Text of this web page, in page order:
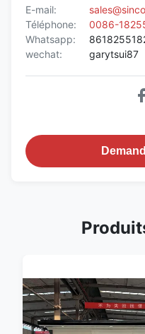
E-mail:
Téléphone:
0086-
Whatsapp:
wechat:
garytsui87